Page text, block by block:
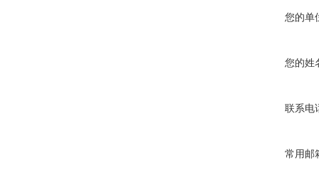
您的单
您的姓
联系电
常用邮